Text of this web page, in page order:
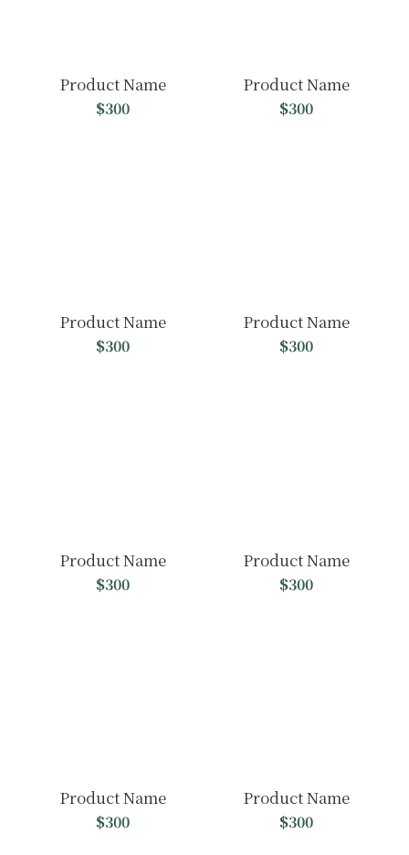
Product Name
$300
Product Name
$300
Product Name
$300
Product Name
$300
Product Name
$300
Product Name
$300
Product Name
$300
Product Name
$300